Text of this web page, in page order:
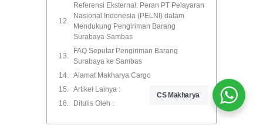
Referensi Eksternal: Peran PT Pelayaran
Nasional Indonesia (PELNI) dalam
Mendukung Pengiriman Barang
Surabaya Sambas
FAQ Seputar Pengiriman Barang
Surabaya ke Sambas
Alamat Makharya Cargo
Artikel Lainya :
Ditulis Oleh :
CS Makharya